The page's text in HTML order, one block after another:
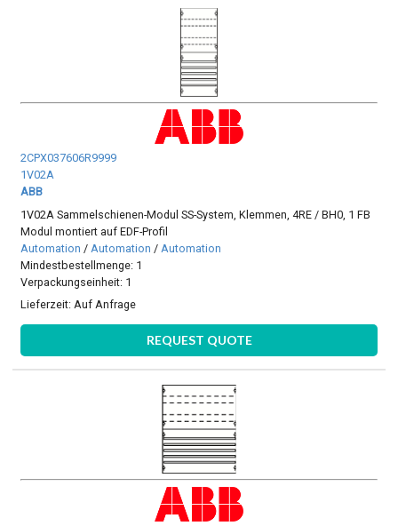
2CPX037606R9999
1V02A
ABB
1V02A Sammelschienen-Modul SS-System, Klemmen, 4RE / BH0, 1 FB
Modul montiert auf EDF-Profil
Automation / Automation / Automation
Mindestbestellmenge: 1
Verpackungseinheit: 1
Lieferzeit:Auf Anfrage
REQUEST QUOTE